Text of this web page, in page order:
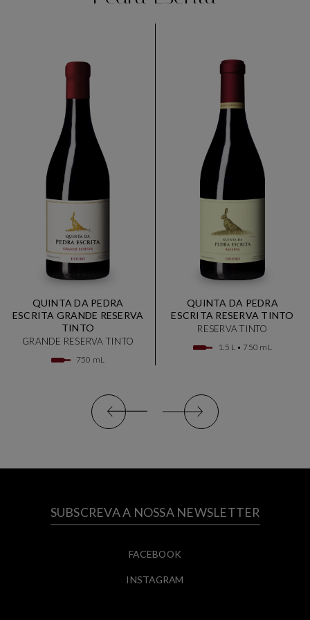
QUINTA DA PEDRA
ESCRITA GRANDE RESERVA
TINTO
GRANDE RESERVA TINTO
750 mL
QUINTA DA PEDRA
ESCRITA RESERVA TINTO
RESERVA TINTO
1.5 L 750 mL
SUBSCREVA A NOSSA NEWSLETTER
FACEBOOK
INSTAGRAM